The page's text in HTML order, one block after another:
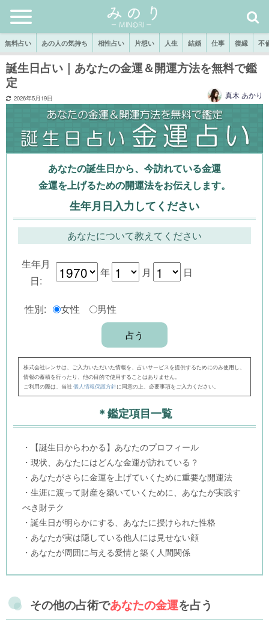
無料占い あの人の気持ち 相性占い 片想い 人生 結婚 仕事 復縁 不
誕生日占い｜あなたの金運＆開運方法を無料で鑑
定
2026年5月19日 真木 あかり
あなたの誕生日から、今訪れている金運
金運を上げるための開運法をお伝えします。
生年月日入力してください
あなたについて教えてください
生年月
日:
年 月 日
性別: 女性 男性
株式会社レンサは、ご入力いただいた情報を、占いサービスを提供するためにのみ使用し、
情報の蓄積を行ったり、他の目的で使用することはありません。
ご利用の際は、当社 個人情報保護方針に同意の上、必要事項をご入力ください。
＊鑑定項目一覧
・【誕生日からわかる】あなたのプロフィール
・現状、あなたにはどんな金運が訪れている？
・あなたがさらに金運を上げていくために重要な開運法
・生涯に渡って財産を築いていくために、あなたが実践す
べき財テク
・誕生日が明らかにする、あなたに授けられた性格
・あなたが実は隠している他人には見せない顔
・あなたが周囲に与える愛情と築く人間関係
その他の占術であなたの金運を占う